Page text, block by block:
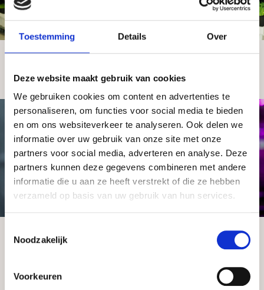
Toestemming Details Over
Deze website maakt gebruik van cookies
We gebruiken cookies om content en advertenties te
personaliseren, om functies voor social media te bieden
en om ons websiteverkeer te analyseren. Ook delen we
informatie over uw gebruik van onze site met onze
partners voor social media, adverteren en analyse. Deze
partners kunnen deze gegevens combineren met andere
informatie die u aan ze heeft verstrekt of die ze hebben
verzameld op basis van uw gebruik van hun services.
Noodzakelijk
Voorkeuren
Gesellschaftliche
Unternehmensverantwortung (CSR)
Wir bieten Ihnen die Garantie, dass wir bei der